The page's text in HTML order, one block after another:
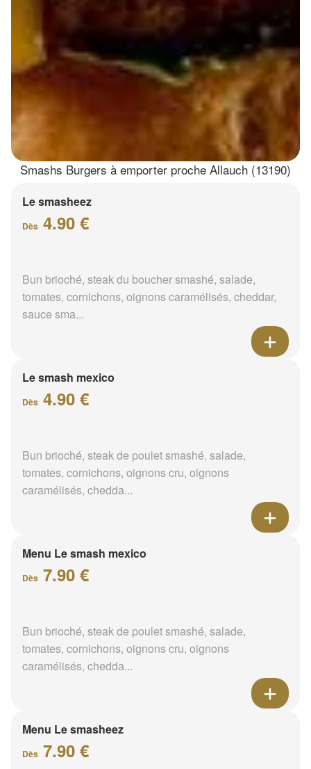
Smashs Burgers à emporter proche Allauch (13190)
Le smasheez
Dès 4.90 €
Bun brioché, steak du boucher smashé, salade,
tomates, cornichons, oignons caramélisés, cheddar,
sauce sma...
Le smash mexico
Dès 4.90 €
Bun brioché, steak de poulet smashé, salade,
tomates, cornichons, oignons cru, oignons
caramélisés, chedda...
Menu Le smash mexico
Dès 7.90 €
Bun brioché, steak de poulet smashé, salade,
tomates, cornichons, oignons cru, oignons
caramélisés, chedda...
Menu Le smasheez
Dès 7.90 €